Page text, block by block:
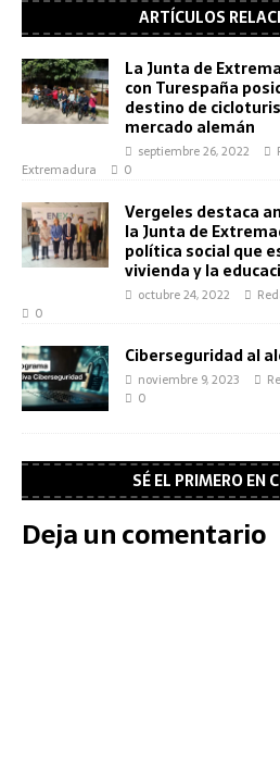
ARTÍCULOS
La Junta de
con Turespaña
destino de
mercado alemán
septiembre 26, 2022
Extremadura
0
Vergeles destaca
la Junta de
política social que
vivienda y la
octubre 24, 2022
0
Ciberseguridad al
noviembre 9, 2023
0
SÉ EL PRIMERO EN
Deja un comentario